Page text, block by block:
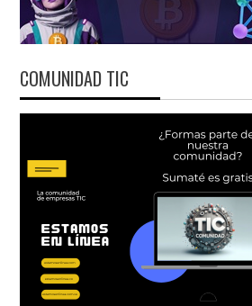
COMUNIDAD TIC